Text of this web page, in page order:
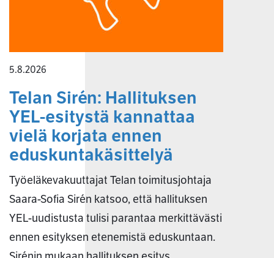
5.8.2026
Telan Sirén: Hallituksen
YEL-esitystä kannattaa
vielä korjata ennen
eduskuntakäsittelyä
Työeläkevakuuttajat Telan toimitusjohtaja
Saara-Sofia Sirén katsoo, että hallituksen
YEL-uudistusta tulisi parantaa merkittävästi
ennen esityksen etenemistä eduskuntaan.